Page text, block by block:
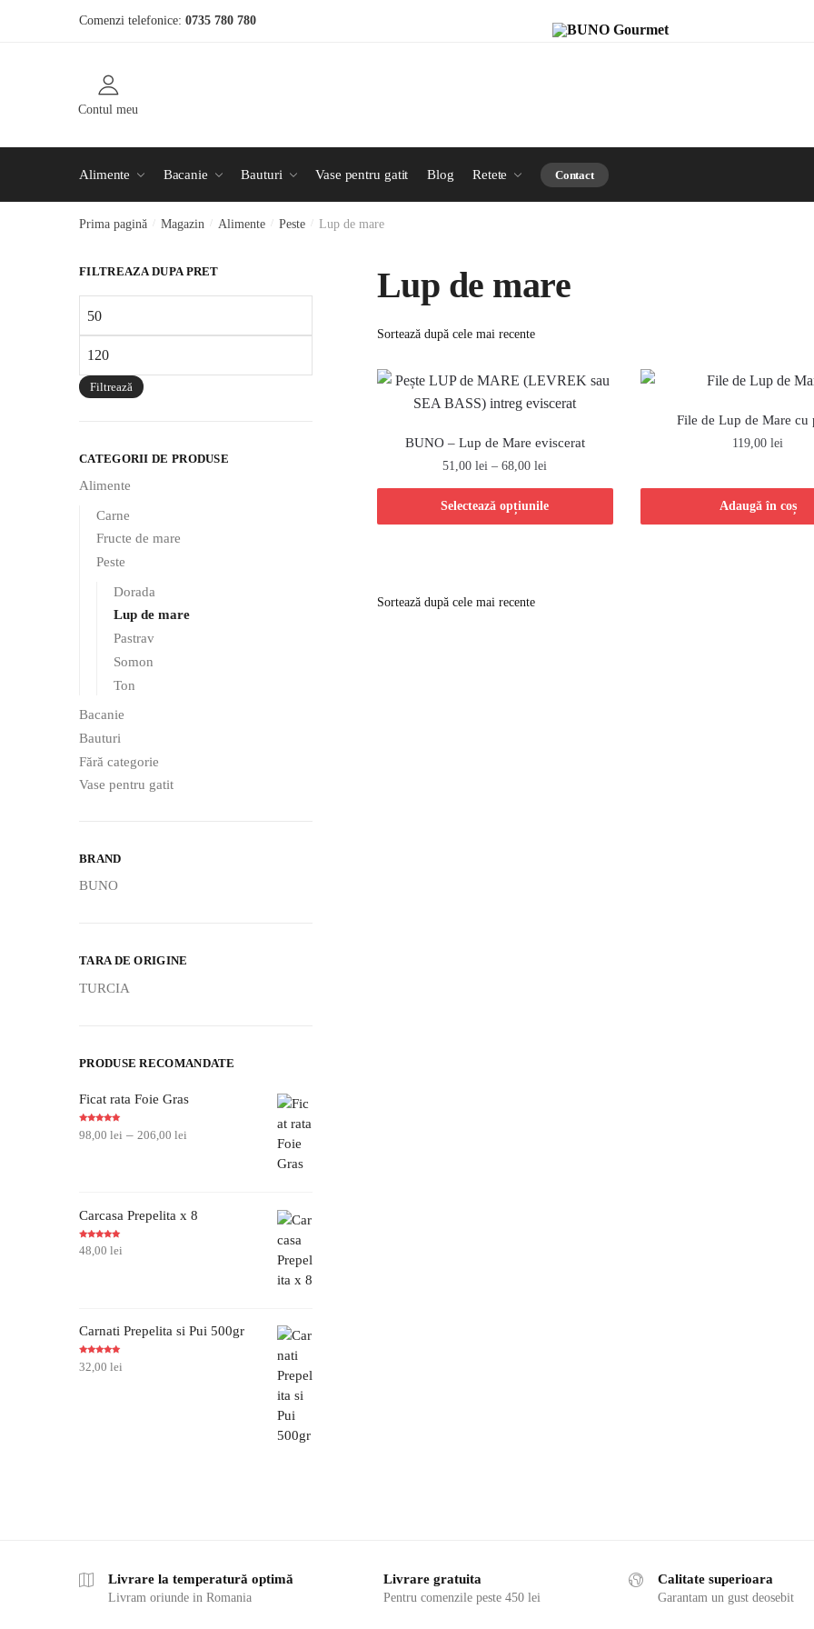
Comenzi telefonice: 0735 780 780
Contul meu
Alimente Bacanie Bauturi Vase pentru gatit Blog Retete Contact
Prima pagină Magazin Alimente Peste Lup de mare
Lup de mare
BUNO – Lup de Mare eviscerat
51,00lei –68,00lei
Selectează opțiunile
File de Lup de Mare cu
119,00lei
Adaugă în coș
FILTREAZA DUPA PRET
Filtrează
CATEGORII DE PRODUSE
Alimente
Carne
Fructe de mare
Peste
Dorada
Lup de mare
Pastrav
Somon
Ton
Bacanie
Bauturi
Fără categorie
Vase pentru gatit
BRAND
BUNO
TARA DE ORIGINE
TURCIA
PRODUSE RECOMANDATE
Ficat rata Foie Gras
Evaluat la
5.00din 5
98,00 lei – 206,00 lei
Carcasa Prepelita x 8
Evaluat la
5.00din 5
48,00 lei
Carnati Prepelita si Pui 500gr
Evaluat la
5.00din 5
32,00 lei
Livrare la temperatură optimă
Livram oriunde in Romania
Livrare gratuita
Pentru comenzile peste 450 lei
Calitate superioara
Garantam un gust deosebit